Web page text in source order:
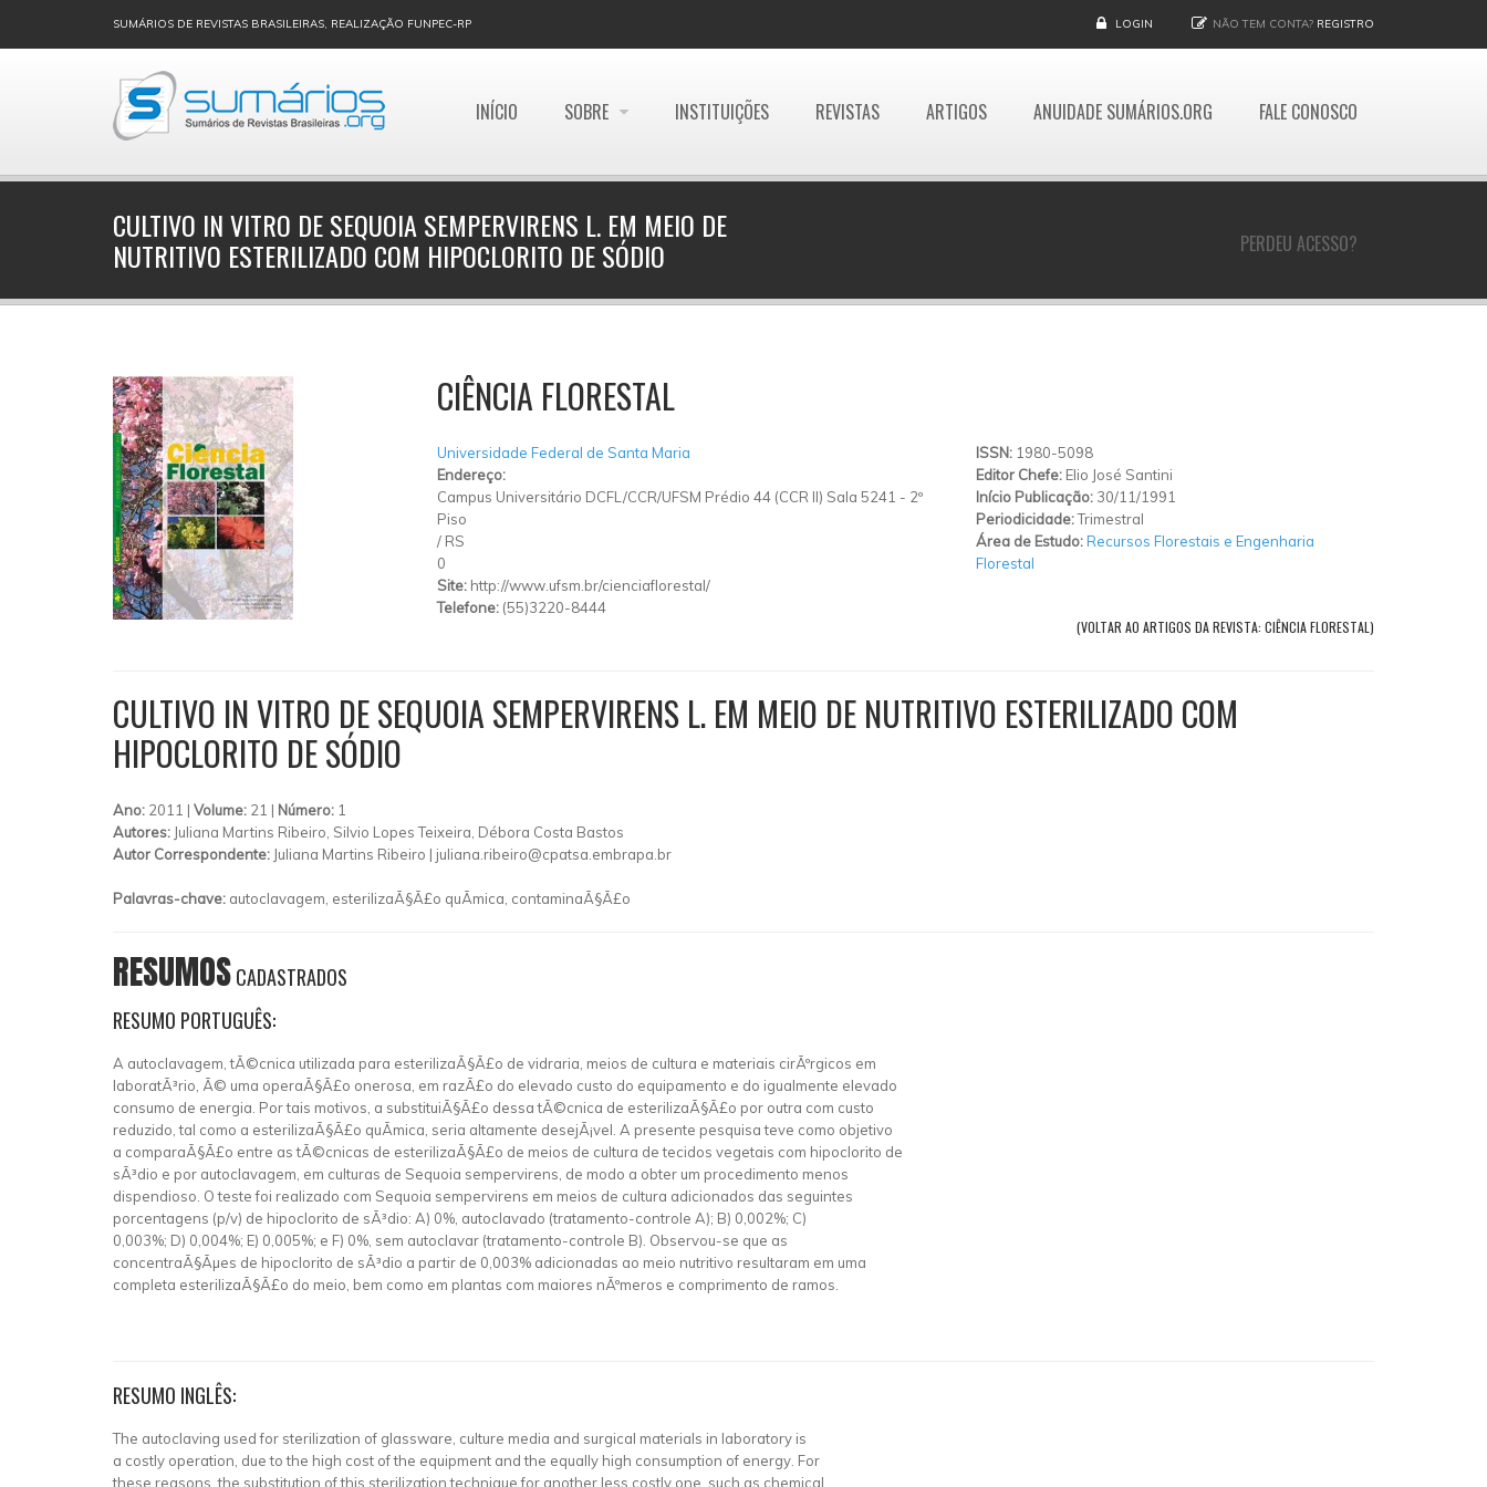
SUMÁRIOS DE REVISTAS BRASILEIRAS, REALIZAÇÃO FUNPEC-RP LOGIN NÃO TEM CONTA? REGISTRO
INÍCIO SOBRE INSTITUIÇÕES REVISTAS ARTIGOS ANUIDADE SUMÁRIOS.ORG FALE CONOSCO
PERDEU ACESSO?
CULTIVO IN VITRO DE SEQUOIA SEMPERVIRENS L. EM MEIO DE
NUTRITIVO ESTERILIZADO COM HIPOCLORITO DE SÓDIO
CIÊNCIA FLORESTAL
Universidade Federal de Santa Maria
Endereço:
Campus Universitário DCFL/CCR/UFSM Prédio 44 (CCR II) Sala 5241 - 2º
Piso
/ RS
0
Site: http://www.ufsm.br/cienciaflorestal/
Telefone: (55)3220-8444
ISSN: 1980-5098
Editor Chefe: Elio José Santini
Início Publicação: 30/11/1991
Periodicidade:Trimestral
Área de Estudo:Recursos Florestais e Engenharia
Florestal
(VOLTAR AO ARTIGOS DA REVISTA: CIÊNCIA FLORESTAL)
CULTIVO IN VITRO DE SEQUOIA SEMPERVIRENS L. EM MEIO DE NUTRITIVO ESTERILIZADO COM
HIPOCLORITO DE SÓDIO
Ano: 2011 | Volume: 21 | Número: 1
Autores: Juliana Martins Ribeiro, Silvio Lopes Teixeira, Débora Costa Bastos
Autor Correspondente: Juliana Martins Ribeiro | juliana.ribeiro@cpatsa.embrapa.br
Palavras-chave: autoclavagem, esterilizaÃ§Ã£o quÃ­mica, contaminaÃ§Ã£o
RESUMOSCADASTRADOS
RESUMO PORTUGUÊS:
A autoclavagem, tÃ©cnica utilizada para esterilizaÃ§Ã£o de vidraria, meios de cultura e materiais cirÃºrgicos em
laboratÃ³rio, Ã© uma operaÃ§Ã£o onerosa, em razÃ£o do elevado custo do equipamento e do igualmente elevado
consumo de energia. Por tais motivos, a substituiÃ§Ã£o dessa tÃ©cnica de esterilizaÃ§Ã£o por outra com custo
reduzido, tal como a esterilizaÃ§Ã£o quÃ­mica, seria altamente desejÃ¡vel. A presente pesquisa teve como objetivo
a comparaÃ§Ã£o entre as tÃ©cnicas de esterilizaÃ§Ã£o de meios de cultura de tecidos vegetais com hipoclorito de
sÃ³dio e por autoclavagem, em culturas de Sequoia sempervirens, de modo a obter um procedimento menos
dispendioso. O teste foi realizado com Sequoia sempervirens em meios de cultura adicionados das seguintes
porcentagens (p/v) de hipoclorito de sÃ³dio: A) 0%, autoclavado (tratamento-controle A); B) 0,002%; C)
0,003%; D) 0,004%; E) 0,005%; e F) 0%, sem autoclavar (tratamento-controle B). Observou-se que as
concentraÃ§Ãµes de hipoclorito de sÃ³dio a partir de 0,003% adicionadas ao meio nutritivo resultaram em uma
completa esterilizaÃ§Ã£o do meio, bem como em plantas com maiores nÃºmeros e comprimento de ramos.
RESUMO INGLÊS:
The autoclaving used for sterilization of glassware, culture media and surgical materials in laboratory is
a costly operation, due to the high cost of the equipment and the equally high consumption of energy. For
these reasons, the substitution of this sterilization technique for another less costly one, such as chemical